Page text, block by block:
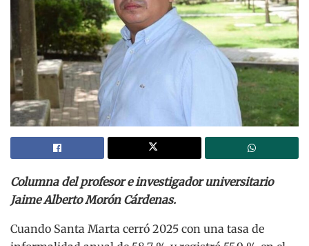
Columna del profesor e investigador universitario
Jaime Alberto Morón Cárdenas.
Cuando Santa Marta cerró 2025 con una tasa de